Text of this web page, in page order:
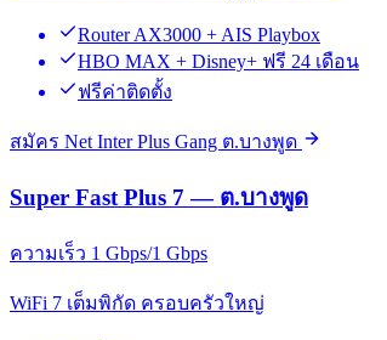
Router AX3000 + AIS Playbox
HBO MAX + Disney+ ฟรี 24 เดือน
ฟรีค่าติดตั้ง
สมัคร Net Inter Plus Gang ต.บางพูด
Super Fast Plus 7 — ต.บางพูด
ความเร็ว 1 Gbps/1 Gbps
WiFi 7 เต็มพิกัด ครอบครัวใหญ่